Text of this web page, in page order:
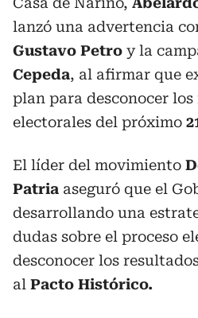
lanzó una advertencia
Gustavo Petro y la
Cepeda, al afirmar que
plan para desconocer
electorales del próximo
El líder del movimiento
Patria aseguró que el
desarrollando una
dudas sobre el proceso
desconocer los
al Pacto Histórico.